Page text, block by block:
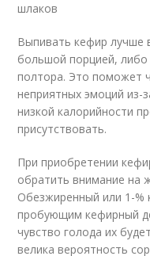
шлаков
Выпивать кефир лучше
большой порцией,
полтора. Это поможет
неприятных эмоций из-
низкой калорийности
присутствовать.
При приобретении
обратить внимание на
Обезжиренный или 1-
пробующим кефирный
чувство голода их
велика вероятность